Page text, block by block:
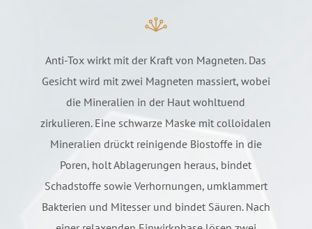
Anti-Tox wirkt mit der Kraft von Magneten. Das
Gesicht wird mit zwei Magneten massiert, wobei
die Mineralien in der Haut wohltuend
zirkulieren. Eine schwarze Maske mit colloidalen
Mineralien drückt reinigende Biostoffe in die
Poren, holt Ablagerungen heraus, bindet
Schadstoffe sowie Verhornungen, umklammert
Bakterien und Mitesser und bindet Säuren. Nach